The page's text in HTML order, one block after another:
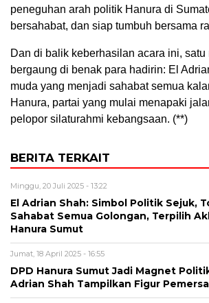
peneguhan arah politik Hanura di
bersahabat, dan siap tumbuh bersama
Dan di balik keberhasilan acara ini, satu
bergaung di benak para hadirin: El
muda yang menjadi sahabat semua
Hanura, partai yang mulai menapaki
pelopor silaturahmi kebangsaan. (**)
BERITA TERKAIT
Minggu, 20 Juli 2025 - 13:22
El Adrian Shah: Simbol Politik Sejuk,
Sahabat Semua Golongan, Terpilih
Hanura Sumut
Jumat, 18 April 2025 - 16:55
DPD Hanura Sumut Jadi Magnet
Adrian Shah Tampilkan Figur